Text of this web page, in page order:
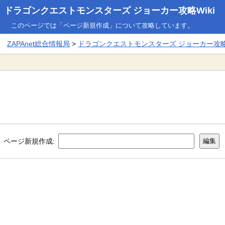
ドラゴンクエストモンスターズ ジョーカー攻略Wiki
このページでは「ページ新規作成」について攻略しています。
ZAPAnet総合情報局 > ドラゴンクエストモンスターズ ジョーカー攻
ページ新規作成: